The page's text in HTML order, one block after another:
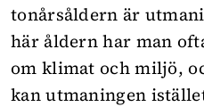
tonårsåldern är
här åldern har man
om klimat och miljö,
kan utmaningen